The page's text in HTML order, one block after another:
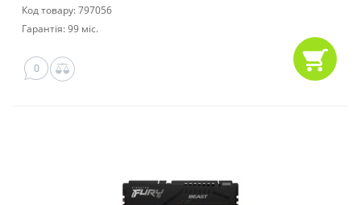
Код товару: 797056
Гарантія: 99 міс.
0